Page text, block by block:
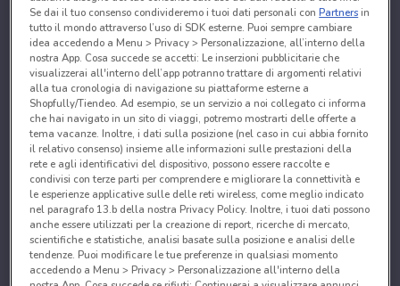
Se dai il tuo consenso condivideremo i tuoi dati personali conPartnersin
tutto il mondo attraverso l’uso di SDK esterne. Puoi sempre cambiare
idea accedendo a Menu > Privacy > Personalizzazione, all’interno della
nostra App. Cosa succede se accetti: Le inserzioni pubblicitarie che
visualizzerai all'interno dell’app potranno trattare di argomenti relativi
alla tua cronologia di navigazione su piattaforme esterne a
Shopfully/Tiendeo. Ad esempio, se un servizio a noi collegato ci informa
che hai navigato in un sito di viaggi, potremo mostrarti delle offerte a
tema vacanze. Inoltre, i dati sulla posizione (nel caso in cui abbia fornito
il relativo consenso) insieme alle informazioni sulle prestazioni della
rete e agli identificativi del dispositivo, possono essere raccolte e
condivisi con terze parti per comprendere e migliorare la connettività e
le esperienze applicative sulle delle reti wireless, come meglio indicato
nel paragrafo 13.b della nostra Privacy Policy. Inoltre, i tuoi dati possono
anche essere utilizzati per la creazione di report, ricerche di mercato,
scientifiche e statistiche, analisi basate sulla posizione e analisi delle
tendenze. Puoi modificare le tue preferenze in qualsiasi momento
accedendo a Menu > Privacy > Personalizzazione all'interno della